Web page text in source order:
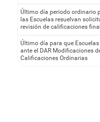
Último día periodo ordinario
las Escuelas resuelvan
revisión de calificaciones
Último día para que Escuelas
ante el DAR Modificaciones
Calificaciones Ordinarias